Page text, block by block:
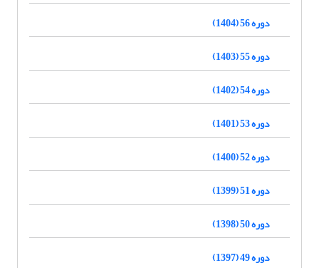
دوره 56 (1404)
دوره 55 (1403)
دوره 54 (1402)
دوره 53 (1401)
دوره 52 (1400)
دوره 51 (1399)
دوره 50 (1398)
دوره 49 (1397)